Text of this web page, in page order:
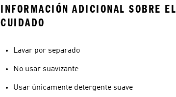
INFORMACIÓN ADICIONAL SOBRE EL
CUIDADO
Lavar por separado
No usar suavizante
Usar únicamente detergente suave